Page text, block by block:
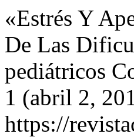
«Estrés Y
De Las
pediátricos
1 (abril 2,
https://